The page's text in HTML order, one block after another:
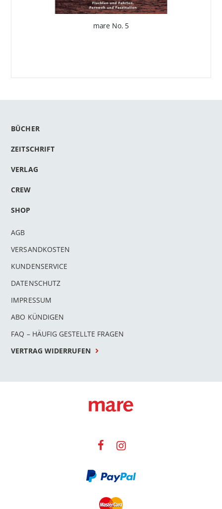
mare No. 5
BÜCHER
ZEITSCHRIFT
VERLAG
CREW
SHOP
AGB
VERSANDKOSTEN
KUNDENSERVICE
DATENSCHUTZ
IMPRESSUM
ABO KÜNDIGEN
FAQ – HÄUFIG GESTELLTE FRAGEN
VERTRAG WIDERRUFEN